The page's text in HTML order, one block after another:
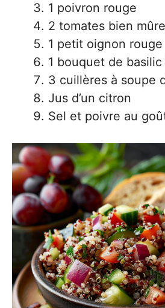
1 poivron rouge
2 tomates bien
1 petit oignon rouge
1 bouquet de
3 cuillères à soupe
Jus d’un citron
Sel et poivre au